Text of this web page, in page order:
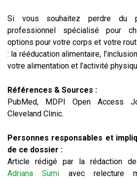
Si vous souhaitez perdre du
professionnel spécialisé pour
options pour votre corps et votre
: la rééducation alimentaire,
votre alimentation et l’activité
Références & Sources :
PubMed, MDPI Open Access
Cleveland Clinic.
Personnes responsables et
de ce dossier :
Article rédigé par la rédaction de
Adriana Sumi avec relecture